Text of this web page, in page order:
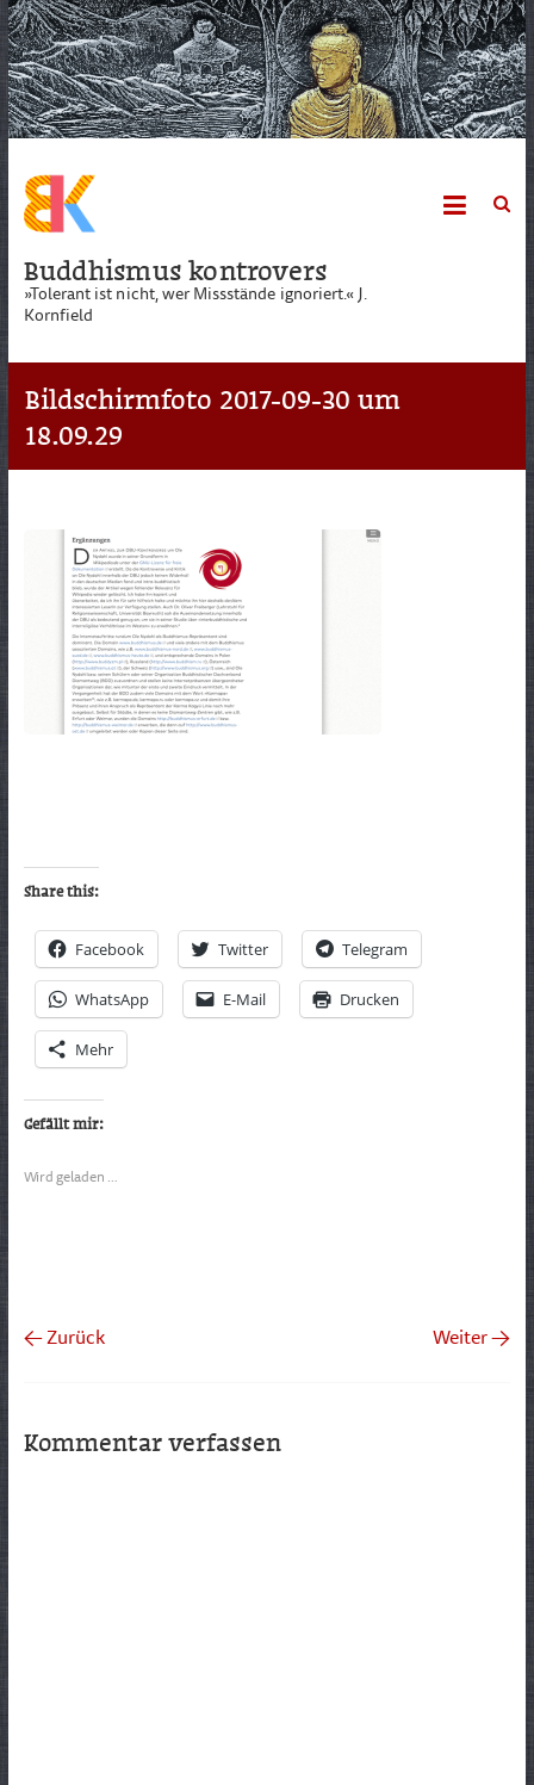
Skip
to
content
Buddhismus kontrovers
»Tolerant ist nicht, wer Missstände ignoriert.« J.
Kornfield
Bildschirmfoto 2017-09-30 um
18.09.29
Share this:
Facebook Twitter Telegram
WhatsApp E-Mail Drucken
Mehr
Gefällt mir:
Wird geladen …
← Zurück Weiter →
Kommentar verfassen